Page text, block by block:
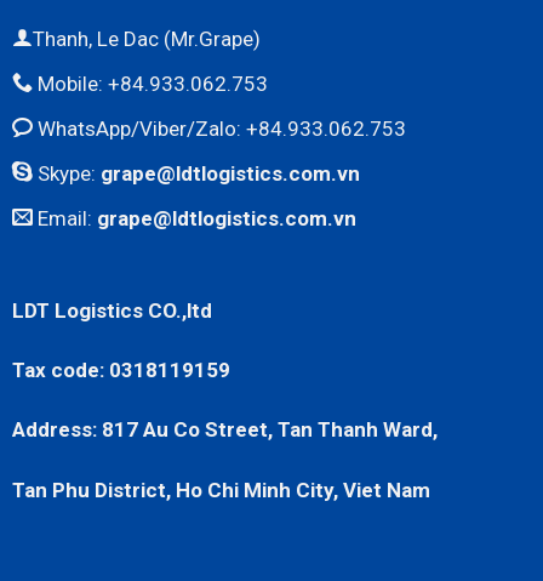
Thanh, Le Dac (Mr.Grape)
Mobile: +84.933.062.753
WhatsApp/Viber/Zalo: +84.933.062.753
Skype: grape@ldtlogistics.com.vn
Email: grape@ldtlogistics.com.vn
LDT Logistics CO.,ltd
Tax code: 0318119159
Address: 817 Au Co Street, Tan Thanh Ward,
Tan Phu District, Ho Chi Minh City, Viet Nam